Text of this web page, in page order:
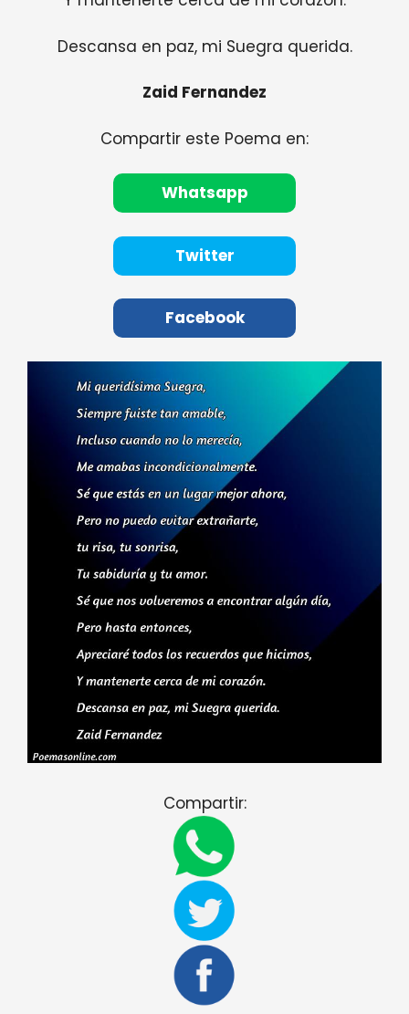
Descansa en paz, mi Suegra querida.
Zaid Fernandez
Compartir este Poema en:
Whatsapp
Twitter
Facebook
Compartir: